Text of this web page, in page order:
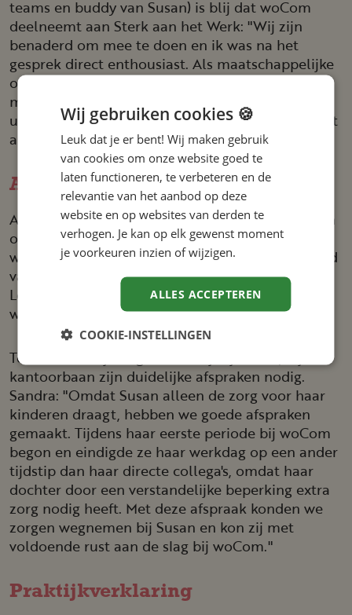
teams en buddy van Susan) is blij dat woCom
deelneemt aan Sterk aan het Werk: "Wij zijn
benaderd om mee te doen en ik was na het
gesprek direct enthousiast. Als maatschappelijke
organisatie wil je zelf ook positieve impact
maken. Bij de buddy-training kregen we
uitgebreid uitleg en wisselden we ervaringen met
andere werkgevers."
Afspraken over werktijden
Als echte doener pakte Susan al snel de telefoon
op en stond ze mensen te woord. Haar eerdere
werkervaring in een callcenter kwam hierbij goed
van pas. Ook haar vrijwillige functie bij Stichting
Leergeld hielp haar om snel te wennen aan het
werkritme.
Toch is een vrijwillige baan vrijblijvender, bij een
kantoorbaan zijn duidelijke afspraken nodig.
Sandra: "Omdat Susan alleen de zorg voor haar
kinderen draagt, hebben we goede afspraken
gemaakt. Tijdens haar eerste periode bij woCom
begon en eindigde ze haar werkdag op een ander
tijdstip dan haar directe collega's, omdat haar
dochter door een verstandelijke beperking extra
zorg nodig heeft. Met deze afspraak konden we
zorgen wegnemen bij Susan en kon zij met
voldoende rust aan de slag bij woCom."
Praktijk­ver­kla­ring
Wij gebruiken cookies 🍪
Leuk dat je er bent! Wij maken gebruik
van cookies om onze website goed te
laten functioneren, te verbeteren en de
relevantie van het aanbod op deze
website en op websites van derden te
verhogen. Je kan op elk gewenst moment
je voorkeuren inzien of wijzigen.
ALLES ACCEPTEREN
COOKIE-INSTELLINGEN